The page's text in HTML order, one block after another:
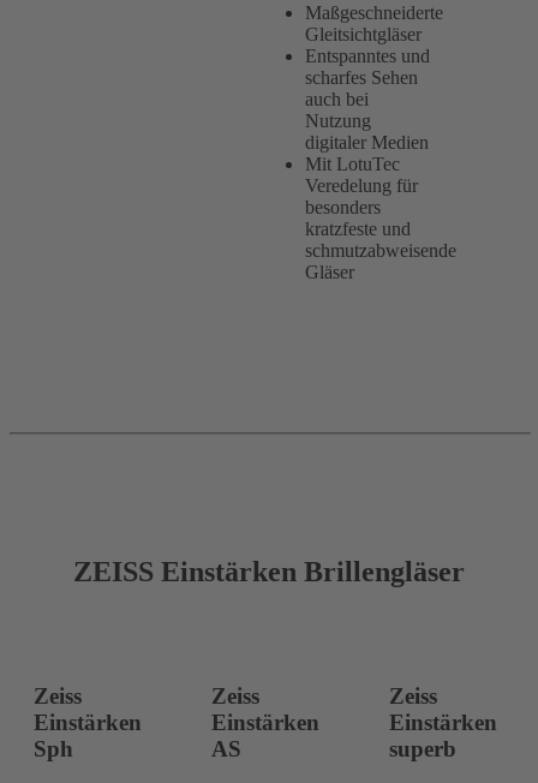
Maßgeschneiderte
Gleitsichtgläser
Entspanntes und
scharfes Sehen
auch bei
Nutzung
digitaler Medien
Mit LotuTec
Veredelung für
besonders
kratzfeste und
schmutzabweisende
Gläser
ZEISS Einstärken Brillengläser
Zeiss
Einstärken
Sph
Zeiss
Einstärken
AS
Zeiss
Einstärken
superb